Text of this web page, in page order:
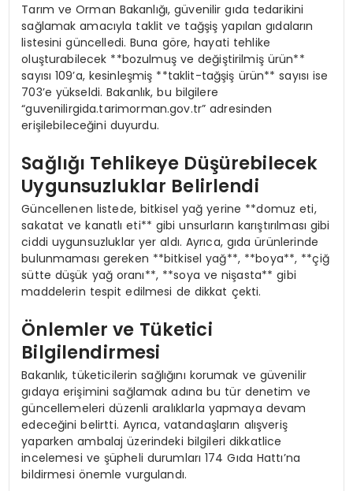
Tarım ve Orman Bakanlığı, güvenilir gıda tedarikini
sağlamak amacıyla taklit ve tağşiş yapılan gıdaların
listesini güncelledi. Buna göre, hayati tehlike
oluşturabilecek **bozulmuş ve değiştirilmiş ürün**
sayısı 109’a, kesinleşmiş **taklit-tağşiş ürün** sayısı ise
703’e yükseldi. Bakanlık, bu bilgilere
“guvenilirgida.tarimorman.gov.tr” adresinden
erişilebileceğini duyurdu.
Sağlığı Tehlikeye Düşürebilecek
Uygunsuzluklar Belirlendi
Güncellenen listede, bitkisel yağ yerine **domuz eti,
sakatat ve kanatlı eti** gibi unsurların karıştırılması gibi
ciddi uygunsuzluklar yer aldı. Ayrıca, gıda ürünlerinde
bulunmaması gereken **bitkisel yağ**, **boya**, **çiğ
sütte düşük yağ oranı**, **soya ve nişasta** gibi
maddelerin tespit edilmesi de dikkat çekti.
Önlemler ve Tüketici
Bilgilendirmesi
Bakanlık, tüketicilerin sağlığını korumak ve güvenilir
gıdaya erişimini sağlamak adına bu tür denetim ve
güncellemeleri düzenli aralıklarla yapmaya devam
edeceğini belirtti. Ayrıca, vatandaşların alışveriş
yaparken ambalaj üzerindeki bilgileri dikkatlice
incelemesi ve şüpheli durumları 174 Gıda Hattı’na
bildirmesi önemle vurgulandı.